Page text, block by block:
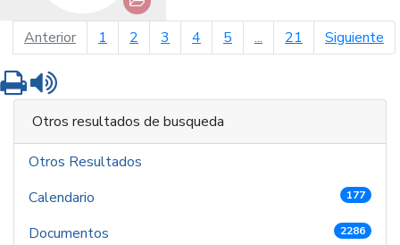
Anteriorpágina anterior
1 2 3 4 5 ... 21 Siguiente
Imprimir
Otros resultados de busqueda
Otros Resultados
Calendario
177
Documentos 2286